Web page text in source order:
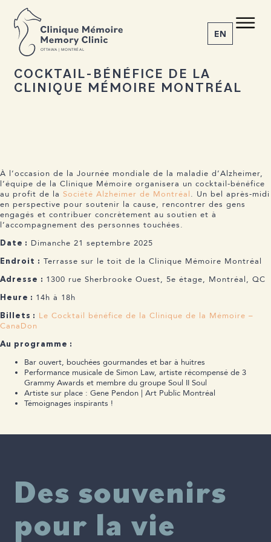
OTTAWA | MONTRÉAL
C M M C EN
Actualités
Rendez-vous
RETOUR AUX ACTUALITÉS Partager l’événement
COCKTAIL-BÉNÉFICE DE LA
CLINIQUE MÉMOIRE MONTRÉAL
À l’occasion de la Journée mondiale de la maladie d’Alzheimer,
l’équipe de la Clinique Mémoire organisera un cocktail-bénéfice
au profit de la Société Alzheimer de Montréal. Un bel après-midi
en perspective pour soutenir la cause, rencontrer des gens
engagés et contribuer concrètement au soutien et à
l’accompagnement des personnes touchées.
Date : Dimanche 21 septembre 2025
Endroit : Terrasse sur le toit de la Clinique Mémoire Montréal
Adresse : 1300 rue Sherbrooke Ouest, 5e étage, Montréal, QC
Heure : 14h à 18h
Billets :
Le Cocktail bénéfice de la Clinique de la Mémoire –
CanaDon
Au programme :
Bar ouvert, bouchées gourmandes et bar à huitres
Performance musicale de Simon Law, artiste récompensé de 3
Grammy Awards et membre du groupe Soul II Soul
Artiste sur place : Gene Pendon | Art Public Montréal
Témoignages inspirants !
Des souvenirs
pour la vie